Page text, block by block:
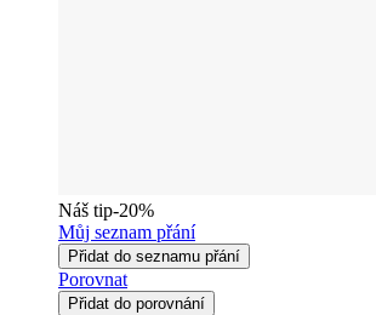
Náš tip-20%
Můj seznam přání
Přidat do seznamu přání
Porovnat
Přidat do porovnání